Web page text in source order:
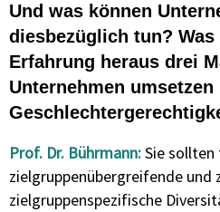
Und was können
diesbezüglich tun?
Erfahrung heraus drei
Unternehmen umsetzen
Prof. Dr. Bührmann:Sie
zielgruppenübergreifende und
zielgruppenspezifische